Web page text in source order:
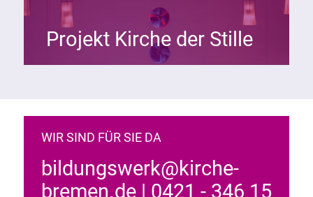
Projekt Kirche der Stille
WIR SIND FÜR SIE DA
bildungswerk@kirche-
bremen.de | 0421 - 346 15